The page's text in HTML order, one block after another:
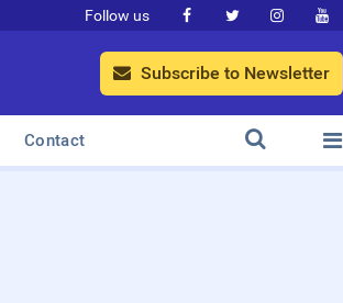
Follow us    
 Subscribe to Newsletter
Contact 
